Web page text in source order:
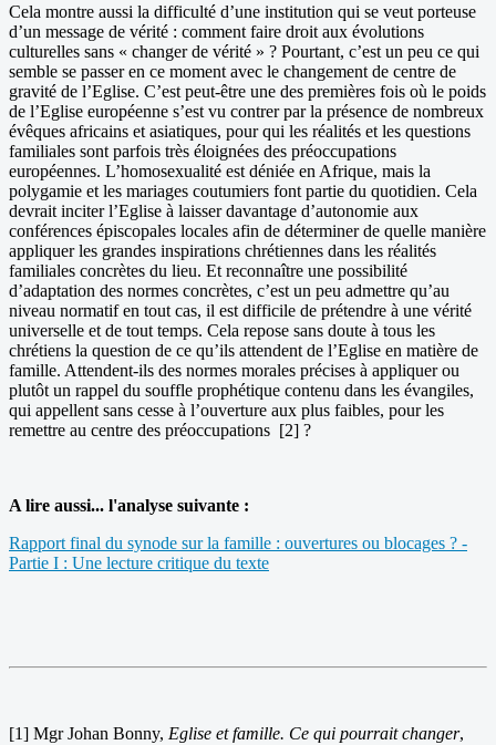
Cela montre aussi la difficulté d’une institution qui se veut porteuse
d’un message de vérité : comment faire droit aux évolutions
culturelles sans « changer de vérité » ? Pourtant, c’est un peu ce qui
semble se passer en ce moment avec le changement de centre de
gravité de l’Eglise. C’est peut-être une des premières fois où le poids
de l’Eglise européenne s’est vu contrer par la présence de nombreux
évêques africains et asiatiques, pour qui les réalités et les questions
familiales sont parfois très éloignées des préoccupations
européennes. L’homosexualité est déniée en Afrique, mais la
polygamie et les mariages coutumiers font partie du quotidien. Cela
devrait inciter l’Eglise à laisser davantage d’autonomie aux
conférences épiscopales locales afin de déterminer de quelle manière
appliquer les grandes inspirations chrétiennes dans les réalités
familiales concrètes du lieu. Et reconnaître une possibilité
d’adaptation des normes concrètes, c’est un peu admettre qu’au
niveau normatif en tout cas, il est difficile de prétendre à une vérité
universelle et de tout temps. Cela repose sans doute à tous les
chrétiens la question de ce qu’ils attendent de l’Eglise en matière de
famille. Attendent-ils des normes morales précises à appliquer ou
plutôt un rappel du souffle prophétique contenu dans les évangiles,
qui appellent sans cesse à l’ouverture aux plus faibles, pour les
remettre au centre des préoccupations [2] ?
A lire aussi... l'analyse suivante :
Rapport final du synode sur la famille : ouvertures ou blocages ? -
Partie I : Une lecture critique du texte
[1] Mgr Johan Bonny, Eglise et famille. Ce qui pourrait changer,